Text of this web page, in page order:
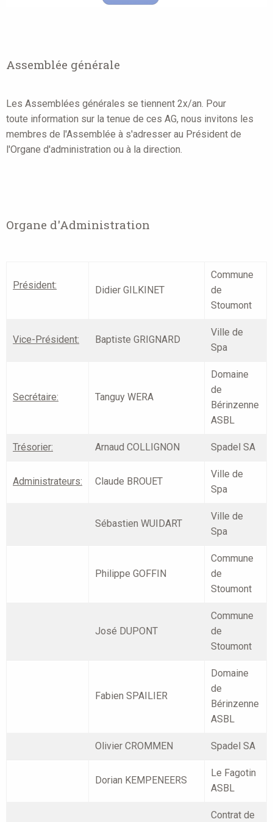
Assemblée générale
Les Assemblées générales se tiennent 2x/an. Pour
toute information sur la tenue de ces AG, nous invitons les
membres de l'Assemblée à s'adresser au Président de
l'Organe d'administration ou à la direction.
Organe d'Administration
Président: Didier GILKINET
Commune
de
Stoumont
Vice-Président: Baptiste GRIGNARD
Ville de
Spa
Secrétaire: Tanguy WERA
Domaine
de
Bérinzenne
ASBL
Trésorier: Arnaud COLLIGNON Spadel SA
Administrateurs: Claude BROUET
Ville de
Spa
Sébastien WUIDART
Ville de
Spa
Philippe GOFFIN
Commune
de
Stoumont
José DUPONT
Commune
de
Stoumont
Fabien SPAILIER
Domaine
de
Bérinzenne
ASBL
Olivier CROMMEN Spadel SA
Dorian KEMPENEERS
Le Fagotin
ASBL
Contrat de